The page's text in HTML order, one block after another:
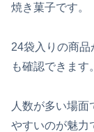
焼き菓子です。
24袋入りの商
も確認できます。
人数が多い場
やすいのが魅力